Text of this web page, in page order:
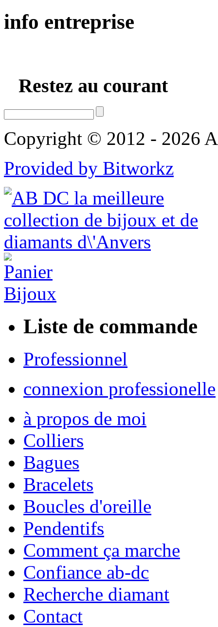
info entreprise
Restez au courant
Copyright © 2012 - 2026
Provided by Bitworkz
Liste de commande
Professionnel
connexion professionelle
à propos de moi
Colliers
Bagues
Bracelets
Boucles d'oreille
Pendentifs
Comment ça marche
Confiance ab-dc
Recherche diamant
Contact